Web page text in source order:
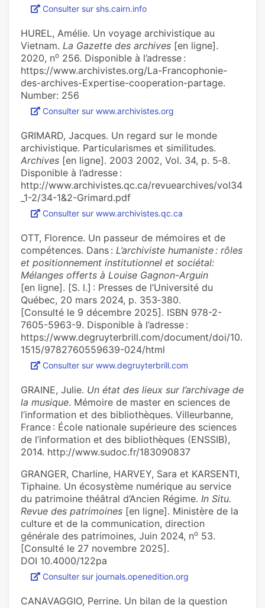
Consulter sur shs.cairn.info
HUREL, Amélie. Un voyage archi­vis­ti­que au
Vietnam. La Gazette des archives [en ligne].
2020, no 256. Disponible à l’adresse :
https://www.archivistes.org/La-Francophonie-
des-archives-Expertise-cooperation-partage.
Number: 256
Consulter sur www.archivistes.org
GRIMARD, Jacques. Un regard sur le monde
archivistique. Particularismes et similitudes.
Archives [en ligne]. 2003 2002, Vol. 34, p. 5‑8.
Disponible à l’adresse :
http://www.archivistes.qc.ca/revuearchives/vol34
_1-2/34-1&2-Grimard.pdf
Consulter sur www.archivistes.qc.ca
OTT, Florence. Un passeur de mémoires et de
compétences. Dans : L’archiviste humaniste : rôles
et positionnement institutionnel et sociétal:
Mélanges offerts à Louise Gagnon-Arguin
[en ligne]. [S. l.] : Presses de l’Université du
Québec, 20 mars 2024, p. 353‑380.
[Consulté le 9 décembre 2025]. ISBN 978-2-
7605-5963-9. Disponible à l’adresse :
https://www.degruyterbrill.com/document/doi/10.
1515/9782760559639-024/html
Consulter sur www.degruyterbrill.com
GRAINE, Julie. Un état des lieux sur l’archivage de
la musique. Mémoire de master en sciences de
l’information et des bibliothèques. Villeurbanne,
France : École nationale supérieure des sciences
de l’information et des bibliothèques (ENSSIB),
2014. http://www.sudoc.fr/183090837
GRANGER, Charline, HARVEY, Sara et KARSENTI,
Tiphaine. Un écosystème numérique au service
du patrimoine théâtral d’Ancien Régime. In Situ.
Revue des patrimoines [en ligne]. Ministère de la
culture et de la communication, direction
générale des patrimoines, Juin 2024, no 53.
[Consulté le 27 novembre 2025].
DOI 10.4000/122pa
Consulter sur journals.openedition.org
CANAVAGGIO, Perrine. Un bilan de la question